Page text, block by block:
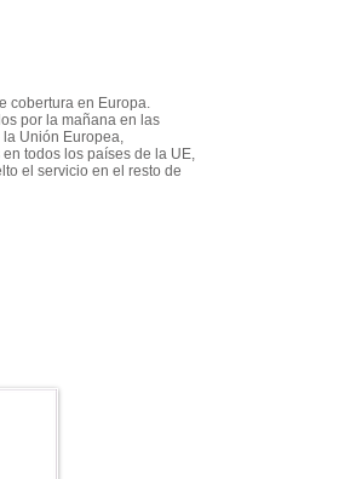
cobertura en Europa.
por la mañana en las
Unión Europea,
todos los países de la UE,
el servicio en el resto de